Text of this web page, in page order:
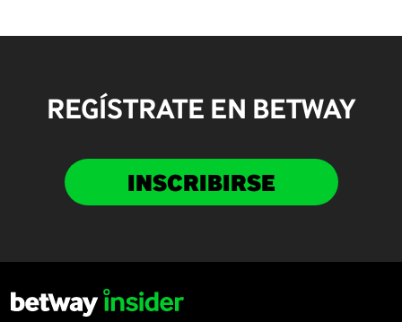
REGÍSTRATE EN BETWAY
INSCRIBIRSE